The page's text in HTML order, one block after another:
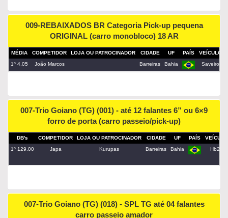
009-REBAIXADOS BR Categoria Pick-up pequena
ORIGINAL (carro monobloco) 18 AR
MÉDIA COMPETIDOR LOJA OU PATROCINADOR CIDADE UF PAÍS VEÍCULO
1º 4.05
João Marcos Barreiras Bahia Saveiro
007-Trio Goiano (TG) (001) - até 12 falantes 6” ou 6×9
forro de porta (carro passeio/pick-up)
DB's COMPETIDOR LOJA OU PATROCINADOR CIDADE UF PAÍS
VEÍCULO
1º 129.00
Japa Kurupas Barreiras Bahia Hb20
007-Trio Goiano (TG) (018) - SPL TG até 04 falantes
carro passeio amador